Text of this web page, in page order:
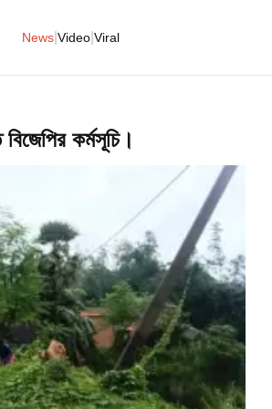
News Video Viral
কর্মসূচি।